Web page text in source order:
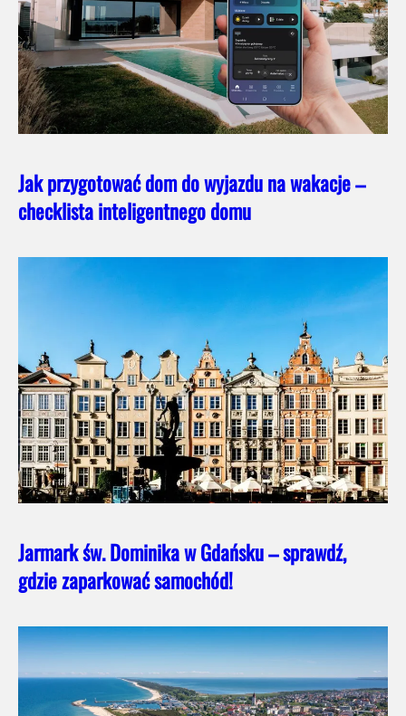
Jak przygotować dom do wyjazdu na wakacje –
checklista inteligentnego domu
Jarmark św. Dominika w Gdańsku – sprawdź,
gdzie zaparkować samochód!